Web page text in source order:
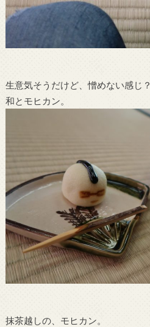
生意気そうだけど、憎めない感じ？
和とモヒカン。
抹茶越しの、モヒカン。